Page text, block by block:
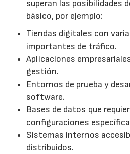
superan las posibilidades
básico, por ejemplo:
Tiendas digitales con
importantes de tráfico.
Aplicaciones
gestión.
Entornos de prueba y
software.
Bases de datos que
configuraciones
Sistemas internos
distribuidos.